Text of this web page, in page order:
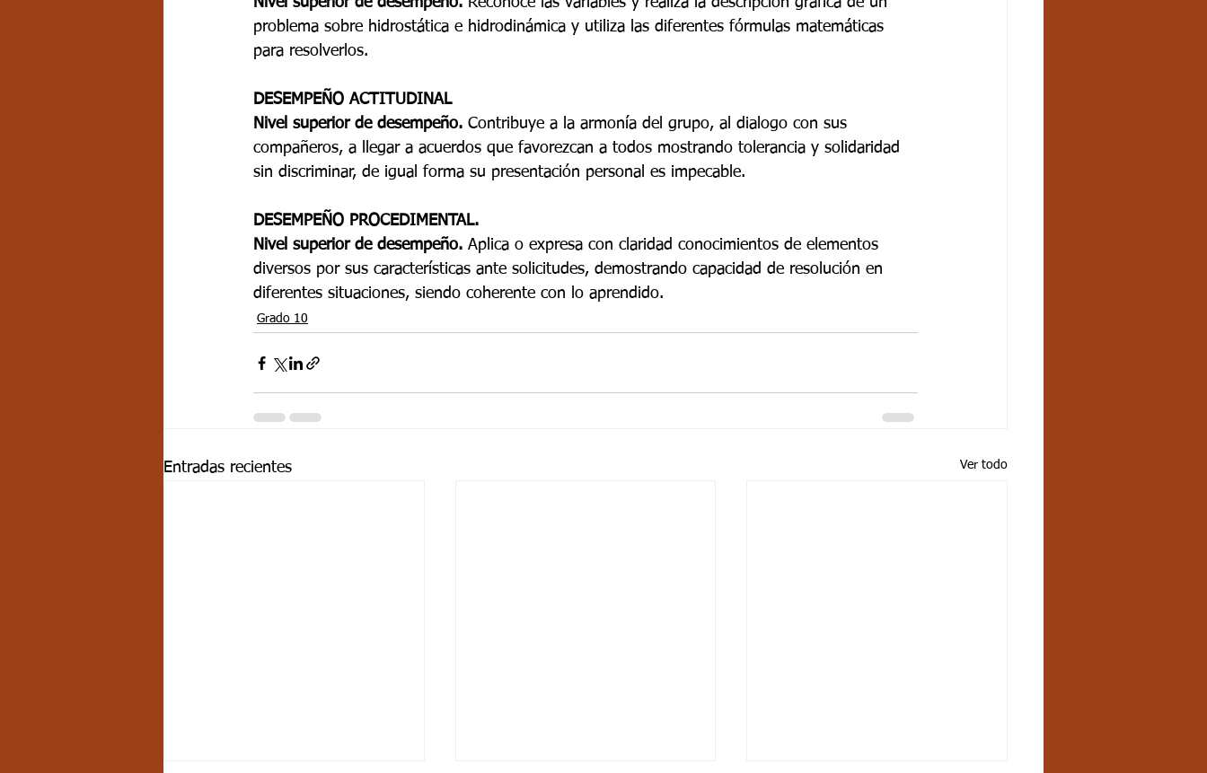
problema sobre hidrostática e hidrodinámica y utiliza las diferentes fórmulas matemáticas
para resolverlos.
DESEMPEÑO ACTITUDINAL
Nivel superior de desempeño. Contribuye a la armonía del grupo, al dialogo con sus
compañeros, a llegar a acuerdos que favorezcan a todos mostrando tolerancia y solidaridad
sin discriminar, de igual forma su presentación personal es impecable.
DESEMPEÑO PROCEDIMENTAL.
Nivel superior de desempeño. Aplica o expresa con claridad conocimientos de elementos
diversos por sus características ante solicitudes, demostrando capacidad de resolución en
diferentes situaciones, siendo coherente con lo aprendido.
Grado 10
Entradas recientes Ver todo